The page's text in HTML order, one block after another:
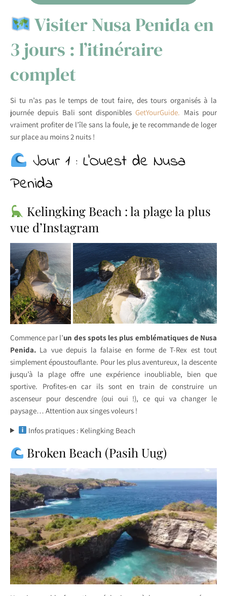
Visiter Nusa Penida en
3 jours : l’itinéraire
complet
Si tu n’as pas le temps de tout faire, des tours organisés à la
journée depuis Bali sont disponiblesGetYourGuide. Mais pour
vraiment profiter de l’île sans la foule, je te recommande de loger
sur place au moins 2 nuits !
Jour 1 : L’Ouest de Nusa
Penida
Kelingking Beach : la plage la plus
vue d’Instagram
Commence par l’un des spots les plus emblématiques de Nusa
Penida. La vue depuis la falaise en forme de T-Rex est tout
simplement époustouflante. Pour les plus aventureux, la descente
jusqu’à la plage offre une expérience inoubliable, bien que
sportive. Profites-en car ils sont en train de construire un
ascenseur pour descendre (oui oui !), ce qui va changer le
paysage… Attention aux singes voleurs !
Infos pratiques : Kelingking Beach
Broken Beach (Pasih Uug)